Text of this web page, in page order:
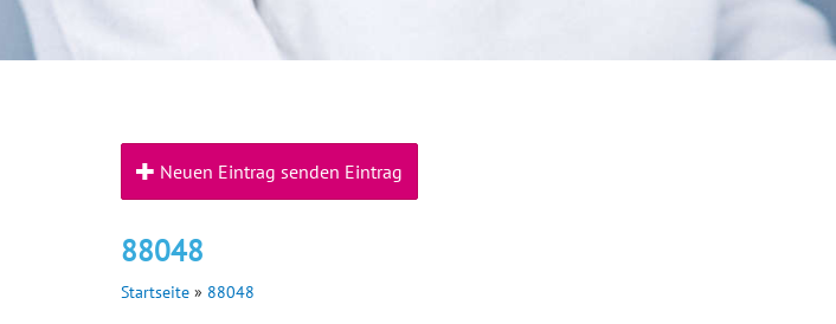
Neuen Eintrag senden Eintrag
88048
Startseite » 88048